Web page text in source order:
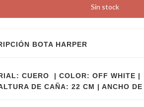
BOTA HARPER
CUERO | COLOR: OFF WHITE |
DE CAÑA: 22 CM | ANCHO